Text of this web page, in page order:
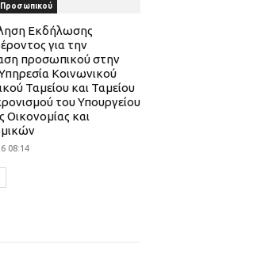
Εκδήλωσης
για την
προσωπικού στην
Κοινωνικού
Ταμείου και Ταμείου
του Υπουργείου
Οικονομίας και
08:14